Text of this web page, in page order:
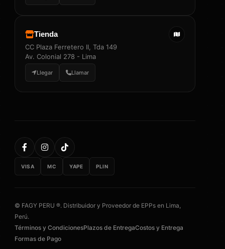
Tienda
CC Plaza Ferretero II, Tda 149
Av. Colonial 278 - Lima
Llegar Llamar
VISA MC YAPE PLIN
© FAGY PERU ®. Distribuidor y Proveedor de EPPs en Lima,
Perú.
Términos y CondicionesPlazos de EntregaCostos y Entrega
Formas de Pago